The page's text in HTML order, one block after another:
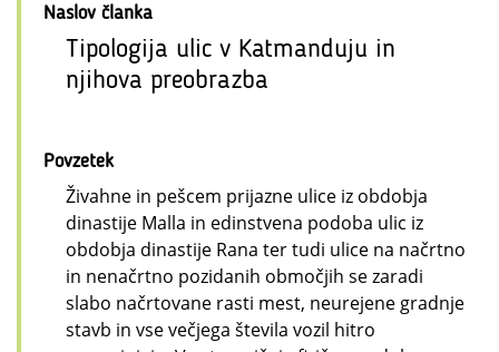
Naslov članka
Tipologija ulic v Katmanduju in
njihova preobrazba
Povzetek
Živahne in pešcem prijazne ulice iz obdobja
dinastije Malla in edinstvena podoba ulic iz
obdobja dinastije Rana ter tudi ulice na načrtno
in nenačrtno pozidanih območjih se zaradi
slabo načrtovane rasti mest, neurejene gradnje
stavb in vse večjega števila vozil hitro